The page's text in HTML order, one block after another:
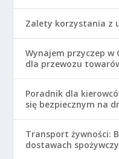
Zalety korzystania z
Wynajem przyczep w
dla przewozu
Poradnik dla
się bezpiecznym na
Transport żywności:
dostawach